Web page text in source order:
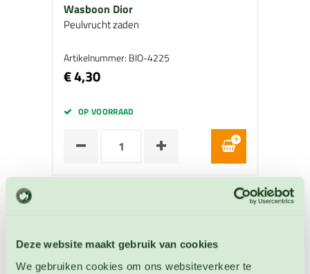
Deze website maakt gebruik van cookies
We gebruiken cookies om ons websiteverkeer te
Wasboon Dior
Peulvrucht zaden
Artikelnummer: BIO-4225
€ 4,30
OP VOORRAAD